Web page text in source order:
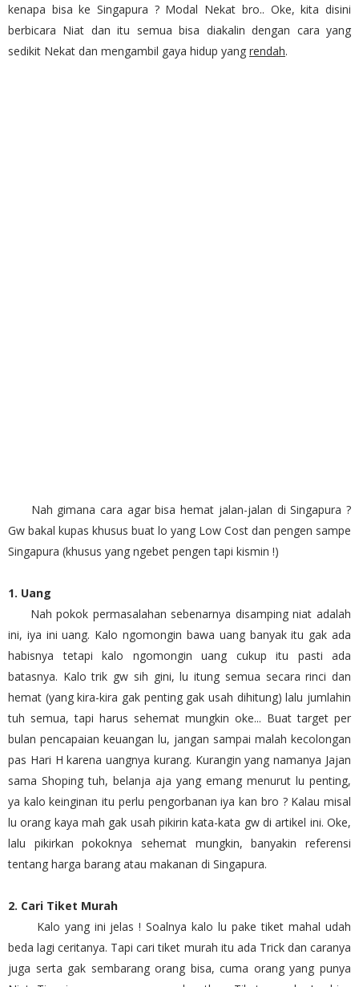
kenapa bisa ke Singapura ? Modal Nekat bro.. Oke, kita disini
berbicara Niat dan itu semua bisa diakalin dengan cara yang
sedikit Nekat dan mengambil gaya hidup yang rendah.
Nah gimana cara agar bisa hemat jalan-jalan di Singapura ?
Gw bakal kupas khusus buat lo yang Low Cost dan pengen sampe
Singapura (khusus yang ngebet pengen tapi kismin !)
1. Uang
Nah pokok permasalahan sebenarnya disamping niat adalah
ini, iya ini uang. Kalo ngomongin bawa uang banyak itu gak ada
habisnya tetapi kalo ngomongin uang cukup itu pasti ada
batasnya. Kalo trik gw sih gini, lu itung semua secara rinci dan
hemat (yang kira-kira gak penting gak usah dihitung) lalu jumlahin
tuh semua, tapi harus sehemat mungkin oke... Buat target per
bulan pencapaian keuangan lu, jangan sampai malah kecolongan
pas Hari H karena uangnya kurang. Kurangin yang namanya Jajan
sama Shoping tuh, belanja aja yang emang menurut lu penting,
ya kalo keinginan itu perlu pengorbanan iya kan bro ? Kalau misal
lu orang kaya mah gak usah pikirin kata-kata gw di artikel ini. Oke,
lalu pikirkan pokoknya sehemat mungkin, banyakin referensi
tentang harga barang atau makanan di Singapura.
2. Cari Tiket Murah
Kalo yang ini jelas ! Soalnya kalo lu pake tiket mahal udah
beda lagi ceritanya. Tapi cari tiket murah itu ada Trick dan caranya
juga serta gak sembarang orang bisa, cuma orang yang punya